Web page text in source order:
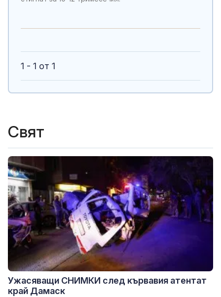
1 - 1 от 1
Свят
Ужасяващи СНИМКИ след кървавия атентат
край Дамаск